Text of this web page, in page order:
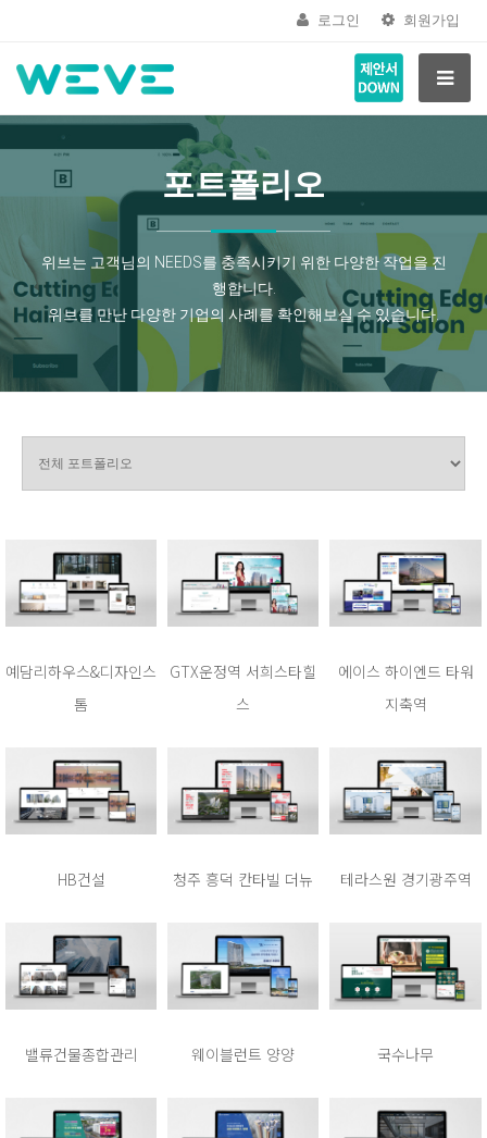
로그인 회원가입
포트폴리오
위브는 고객님의 NEEDS를 충족시키기 위한 다양한 작업을 진
행합니다.
위브를 만난 다양한 기업의 사례를 확인해보실 수 있습니다.
예담리하우스&디자인스
톰
GTX운정역 서희스타힐
스
에이스 하이엔드 타워
지축역
HB건설 청주 흥덕 칸타빌 더뉴 테라스원 경기광주역
밸류건물종합관리 웨이블런트 양양 국수나무